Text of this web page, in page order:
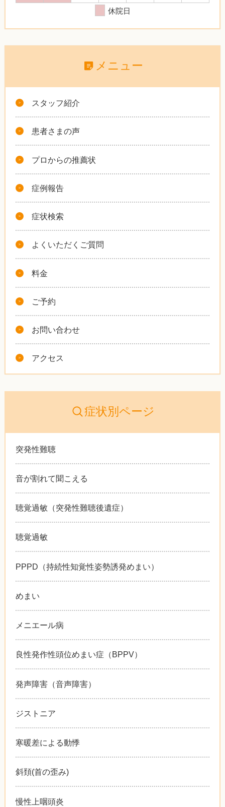
休院日
メニュー
スタッフ紹介
患者さまの声
プロからの推薦状
症例報告
症状検索
よくいただくご質問
料金
ご予約
お問い合わせ
アクセス
症状別ページ
突発性難聴
音が割れて聞こえる
聴覚過敏（突発性難聴後遺症）
聴覚過敏
PPPD（持続性知覚性姿勢誘発めまい）
めまい
メニエール病
良性発作性頭位めまい症（BPPV）
発声障害（音声障害）
ジストニア
寒暖差による動悸
斜頚(首の歪み)
慢性上咽頭炎